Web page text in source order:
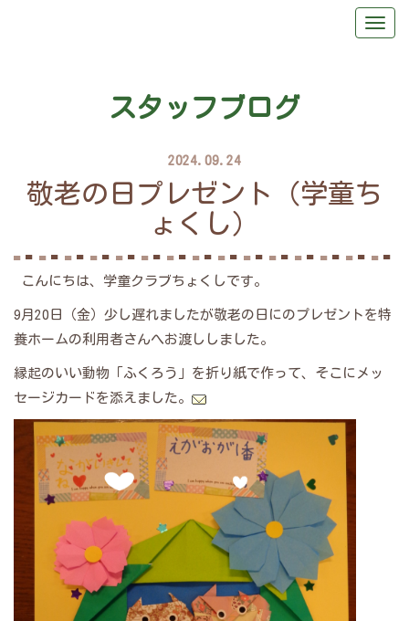
スタッフブログ
2024.09.24
敬老の日プレゼント（学童ち
ょくし）
こんにちは、学童クラブちょくしです。
9月20日（金）少し遅れましたが敬老の日にのプレゼントを特
養ホームの利用者さんへお渡ししました。
縁起のいい動物「ふくろう」を折り紙で作って、そこにメッ
セージカードを添えました。